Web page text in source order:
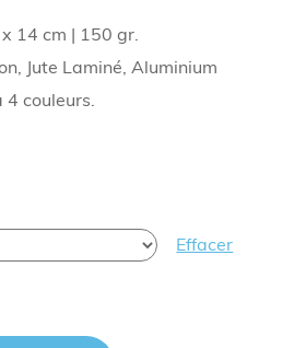
14 cm | 150 gr.
Jute Laminé, Aluminium
4 couleurs.
Effacer